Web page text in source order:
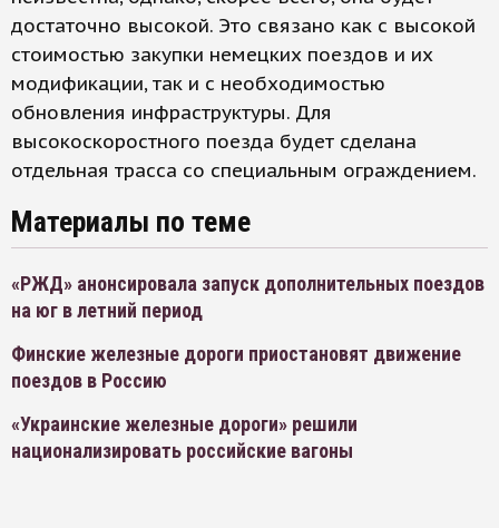
достаточно высокой. Это связано как с высокой
стоимостью закупки немецких поездов и их
модификации, так и с необходимостью
обновления инфраструктуры. Для
высокоскоростного поезда будет сделана
отдельная трасса со специальным ограждением.
Материалы по теме
«РЖД» анонсировала запуск дополнительных поездов
на юг в летний период
Финские железные дороги приостановят движение
поездов в Россию
«Украинские железные дороги» решили
национализировать российские вагоны